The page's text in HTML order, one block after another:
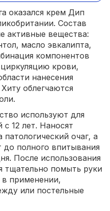
оказался крем Дип
Состав
активные вещества:
масло эвкалипта,
компонентов
крови,
нанесения
облегчаются
используют для
с 12 лет. Наносят
очаг, а
до полного впитывания
После использования
тщательно помыть руки
применении,
или постельные